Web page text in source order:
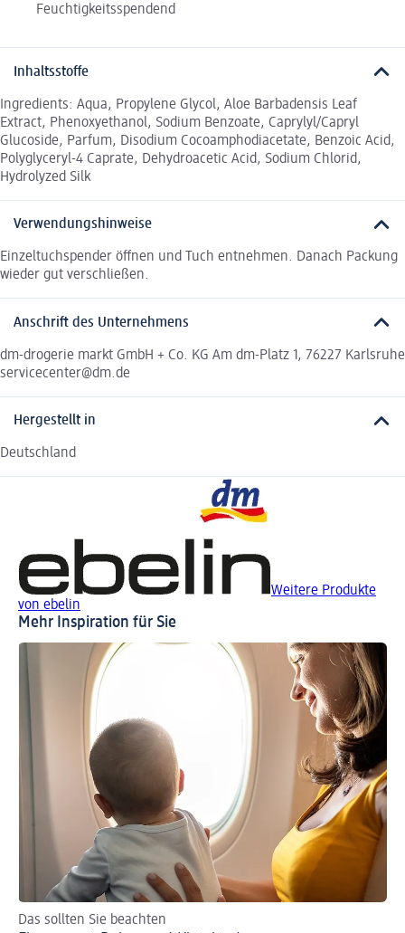
Feuchtigkeitsspendend
Inhaltsstoffe
Ingredients: Aqua, Propylene Glycol, Aloe Barbadensis Leaf
Extract, Phenoxyethanol, Sodium Benzoate, Caprylyl/Capryl
Glucoside, Parfum, Disodium Cocoamphodiacetate, Benzoic Acid,
Polyglyceryl-4 Caprate, Dehydroacetic Acid, Sodium Chlorid,
Hydrolyzed Silk
Verwendungshinweise
Einzeltuchspender öffnen und Tuch entnehmen. Danach Packung
wieder gut verschließen.
Anschrift des Unternehmens
dm-drogerie markt GmbH + Co. KG Am dm-Platz 1, 76227 Karlsruhe
servicecenter@dm.de
Hergestellt in
Deutschland
Weitere Produkte
von ebelin
Mehr Inspiration für Sie
Das sollten Sie beachten